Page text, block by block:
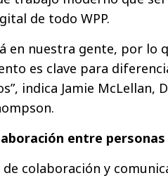
de todo WPP.
en nuestra gente, por lo
es clave para
indica Jamie McLellan,
entre personas
de colaboración y